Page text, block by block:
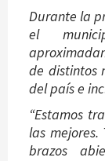
Durante la
el
de distintos
del país e
“Estamos
las
brazos